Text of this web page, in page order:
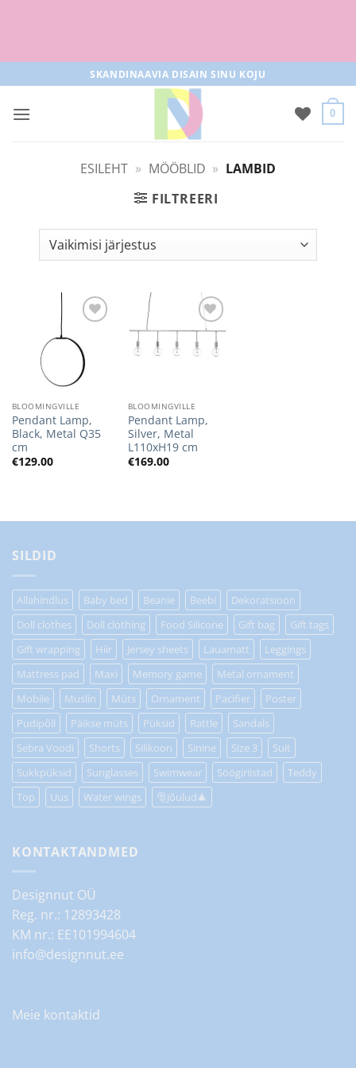
to
content
SKANDINAAVIA DISAIN SINU KOJU
0
ESILEHT » MÖÖBLID » LAMBID
FILTREERI
soovilisti
BLOOMINGVILLE
Pendant Lamp,
Black, Metal Q35
cm
€129.00
Lisa
soovilisti
BLOOMINGVILLE
Pendant Lamp,
Silver, Metal
L110xH19 cm
€169.00
SILDID
Allahindlus Baby bed Beanie Beebi
Dekoratsioon
Doll clothes
Doll clothing Food Silicone Gift bag
Gift tags
Gift wrapping
Hiir Jersey sheets Lauamatt
Leggings
Mattress pad
Maxi Memory game
Metal ornament
Mobile
Muslin Müts Ornament Pacifier
Poster
Pudipõll
Päikse müts Püksid Rattle
Sandals
Sebra Voodi
Shorts Silikoon Sinine Size 3
Suit
Sukkpüksid
Sunglasses Swimwear Söögiriistad
Teddy
Top
Uus Water wings 🎅Jõulud🎄
KONTAKTANDMED
Designnut OÜ
Reg. nr.: 12893428
KM nr.: EE101994604
info@designnut.ee
Meie kontaktid